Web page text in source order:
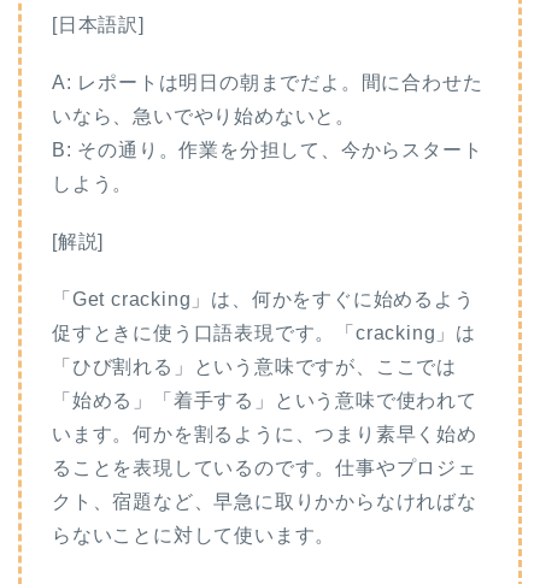
[日本語訳]
A: レポートは明日の朝までだよ。間に合わせた
いなら、急いでやり始めないと。
B: その通り。作業を分担して、今からスタート
しよう。
[解説]
「Get cracking」は、何かをすぐに始めるよう
促すときに使う口語表現です。「cracking」は
「ひび割れる」という意味ですが、ここでは
「始める」「着手する」という意味で使われて
います。何かを割るように、つまり素早く始め
ることを表現しているのです。仕事やプロジェ
クト、宿題など、早急に取りかからなければな
らないことに対して使います。